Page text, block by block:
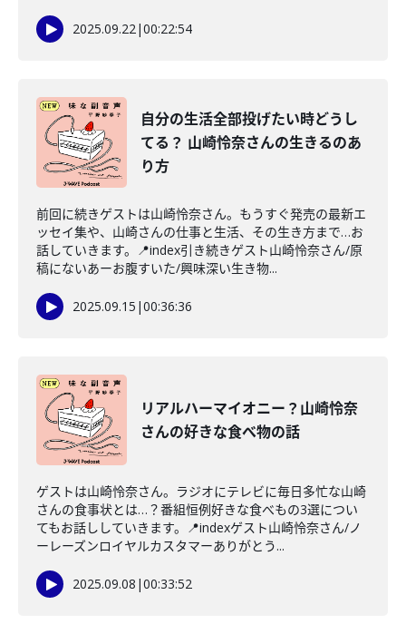
2025.09.22|00:22:54
自分の生活全部投げたい時どうし
てる？ 山崎怜奈さんの生きるのあ
り方
前回に続きゲストは山崎怜奈さん。もうすぐ発売の最新エ
ッセイ集や、山崎さんの仕事と生活、その生き方まで…お
話していきます。📍index引き続きゲスト山崎怜奈さん/原
稿にないあーお腹すいた/興味深い生き物...
2025.09.15 |00:36:36
リアルハーマイオニー？山崎怜奈
さんの好きな食べ物の話
ゲストは山崎怜奈さん。ラジオにテレビに毎日多忙な山崎
さんの食事状とは…？番組恒例好きな食べもの3選につい
てもお話ししていきます。📍indexゲスト山崎怜奈さん/ノ
ーレーズンロイヤルカスタマーありがとう...
2025.09.08 |00:33:52